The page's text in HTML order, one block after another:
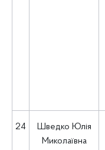
24
Шведко Юлія
Миколаївна